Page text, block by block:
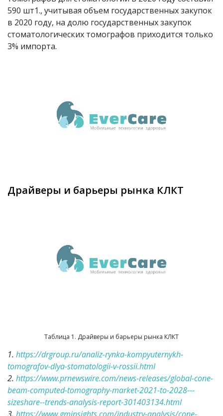
590 шт1., учитывая объем государственных закупок
в 2020 году, на долю государственных закупок
стоматологических томографов приходится только
3% импорта.
Драйверы и барьеры рынка КЛКТ
Таблица 1. Драйверы и барьеры рынка КЛКТ
1. https://drgroup.ru/analiz-rynka-kompyuternykh-
tomografov-dlya-stomatologii-v-rossii.html
2. https://www.prnewswire.com/news-releases/global-cone-
beam-computed-tomography-market-2021-to-2028---
sizeshare--trends-analysis-report-301403134.html
3. https://www.gminsights.com/industry-analysis/cone-